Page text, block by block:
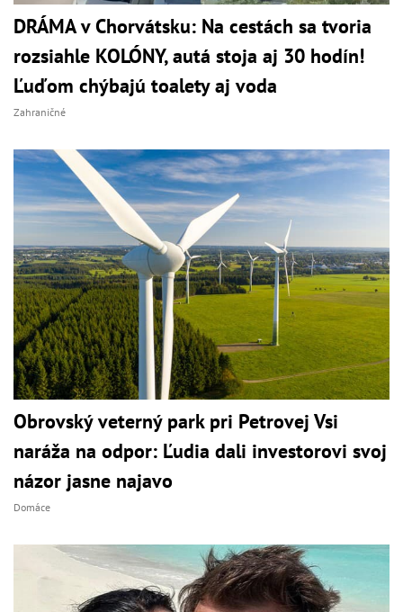
DRÁMA v Chorvátsku: Na cestách sa tvoria
rozsiahle KOLÓNY, autá stoja aj 30 hodín!
Ľuďom chýbajú toalety aj voda
Zahraničné
Obrovský veterný park pri Petrovej Vsi
naráža na odpor: Ľudia dali investorovi svoj
názor jasne najavo
Domáce